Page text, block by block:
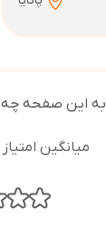
به این صفحه چه
میانگین امتیاز 5 از 5 ( از 1 رای )